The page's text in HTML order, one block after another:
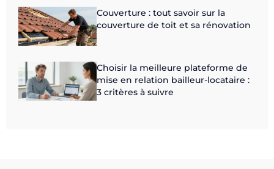
Couverture : tout savoir sur la
couverture de toit et sa rénovation
Choisir la meilleure plateforme de
mise en relation bailleur-locataire :
3 critères à suivre